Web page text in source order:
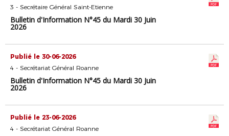
3 - Secrétaire Général Saint-Etienne
Bulletin d'Information N°45 du Mardi 30 Juin
2026
Publié le 30-06-2026
4 - Secrétariat Général Roanne
Bulletin d'Information N°45 du Mardi 30 Juin
2026
Publié le 23-06-2026
4 - Secrétariat Général Roanne